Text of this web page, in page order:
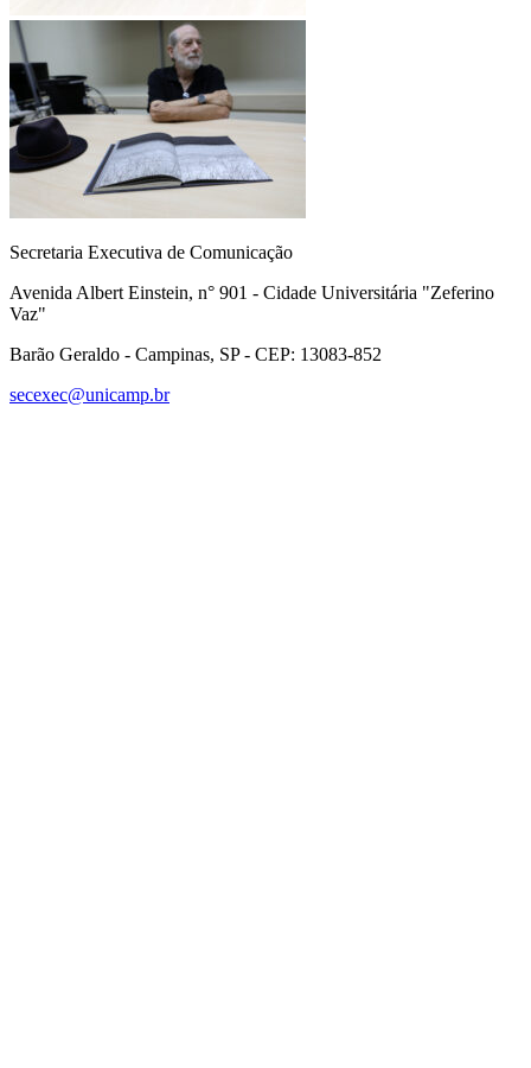
Secretaria Executiva de Comunicação
Avenida Albert Einstein, n° 901 - Cidade Universitária "Zeferino
Vaz"
Barão Geraldo - Campinas, SP - CEP: 13083-852
secexec@unicamp.br